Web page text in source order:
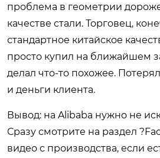
проблема в геометрии
качестве стали. Торговец,
стандартное китайское
просто купил на ближайшем
делал что-то похожее.
и деньги клиента.
Вывод: на Alibaba нужно не
Сразу смотрите на раздел
видео с производства, если